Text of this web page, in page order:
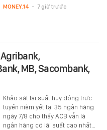
MONEY.14 - 7 giờ trước
MB, Sacombank,
Khảo sát lãi suất huy động trực
tuyến niêm yết tại 35 ngân hàng
ngày 7/8 cho thấy ACB vẫn là
ngân hàng có lãi suất cao nhất…